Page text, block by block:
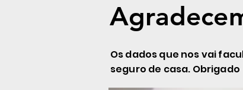
Os dados que nos vai
seguro de casa. Obrigado